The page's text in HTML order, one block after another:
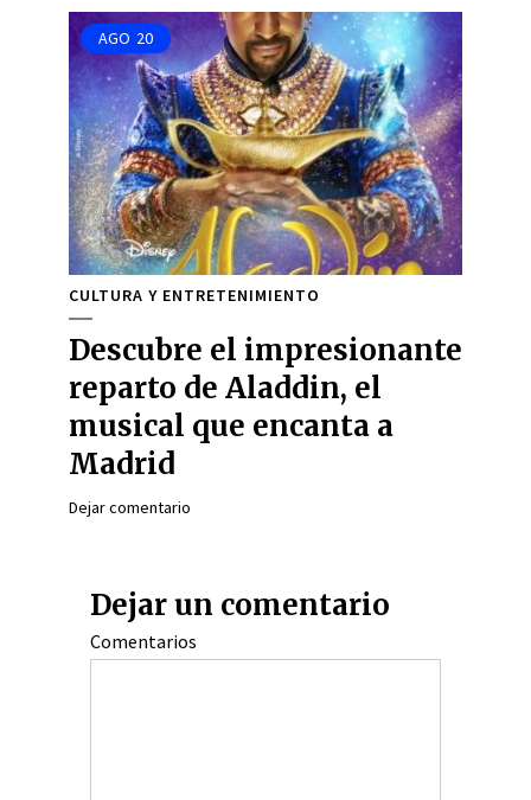
AGO 20
CULTURA Y ENTRETENIMIENTO
Descubre el impresionante
reparto de Aladdin, el
musical que encanta a
Madrid
Dejar comentario
Dejar un comentario
Comentarios